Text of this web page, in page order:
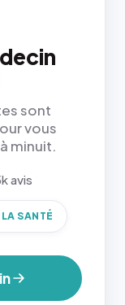
sont
vous
minuit.
avis
SANTÉ